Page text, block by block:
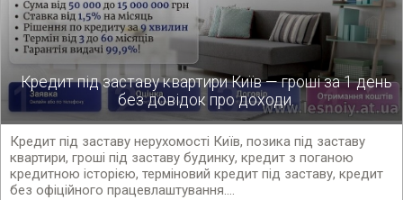
Кредит під заставу квартири Київ — гроші за 1 день
без довідок про доходи.
Кредит під заставу нерухомості Київ, позика під заставу
квартири, гроші під заставу будинку, кредит з поганою
кредитною історією, терміновий кредит під заставу, кредит
без офіційного працевлаштування....